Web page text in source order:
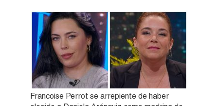
Francoise Perrot se arrepiente de haber